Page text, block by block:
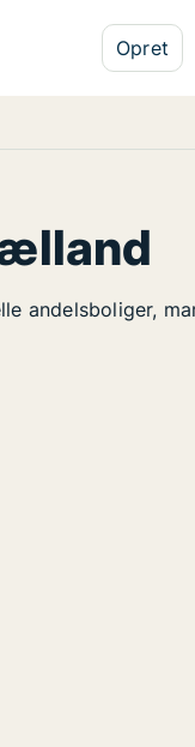
Opret
andelsboliger,